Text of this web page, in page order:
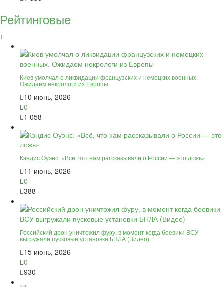
Рейтинговые
+
Киев умолчал о ликвидации французских и немецких военных.
Ожидаем некрологи из Европы
10 июнь, 2026
0
1 058
Кэндис Оуэнс: «Всё, что нам рассказывали о России — это ложь»
11 июнь, 2026
0
388
Российский дрон уничтожил фуру, в момент когда боевики ВСУ
выгружали пусковые установки БПЛА (Видео)
15 июнь, 2026
0
930